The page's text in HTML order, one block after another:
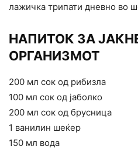
лажичка трипати дневно во
НАПИТОК ЗА
ОРГАНИЗМОТ
200 мл сок од рибизла
100 мл сок од јаболко
200 мл сок од брусница
1 ванилин шеќер
150 мл вода